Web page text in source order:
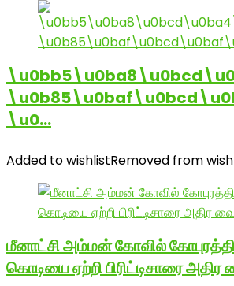
\u0…
Added to wishlistRemoved from
மீனாட்சி அம்மன் கோவில்
கொடியை ஏற்றி பிரிட்டிசாரை